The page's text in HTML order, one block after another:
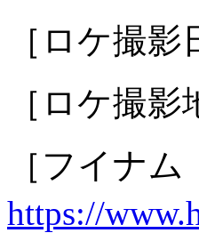
［ロケ撮
［ロケ撮
［フイナ
https://